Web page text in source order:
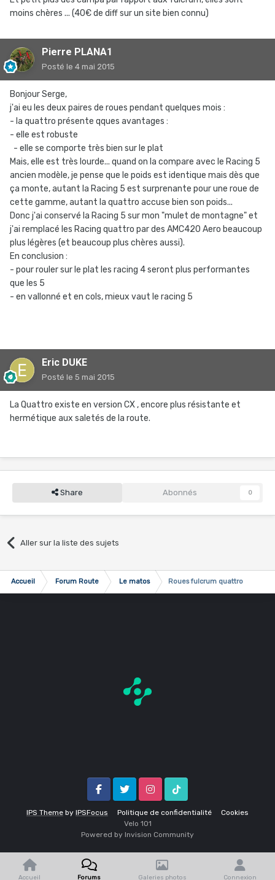
moins chères ... (40€ de diff sur un site bien connu)
Pierre PLANA1
Posté le 4 mai 2015
Bonjour Serge,
j'ai eu les deux paires de roues pendant quelques mois :
- la quattro présente qques avantages :
- elle est robuste
- elle se comporte très bien sur le plat
Mais, elle est très lourde... quand on la compare avec le Racing 5
ancien modèle, je pense que le poids est identique mais dès que
ça monte, autant la Racing 5 est surprenante pour une roue de
cette gamme, autant la quattro accuse bien son poids...
Donc j'ai conservé la Racing 5 sur mon "mulet de montagne" et
j'ai remplacé les Racing quattro par des AMC420 Aero beaucoup
plus légères (et beaucoup plus chères aussi).
En conclusion :
- pour rouler sur le plat les racing 4 seront plus performantes
que les 5
- en vallonné et en cols, mieux vaut le racing 5
Eric DUKE
Posté le 5 mai 2015
La Quattro existe en version CX , encore plus résistante et
hermétique aux saletés de la route.
Share Abonnés 0
Aller sur la liste des sujets
Accueil Forum Route Le matos Roues fulcrum quattro
IPS Theme by IPSFocus Politique de confidentialité Cookies
FacebookTwitter InstagramTik Tok
Velo 1O1
Powered by Invision Community
Accueil Forums Galeries photos Connexion